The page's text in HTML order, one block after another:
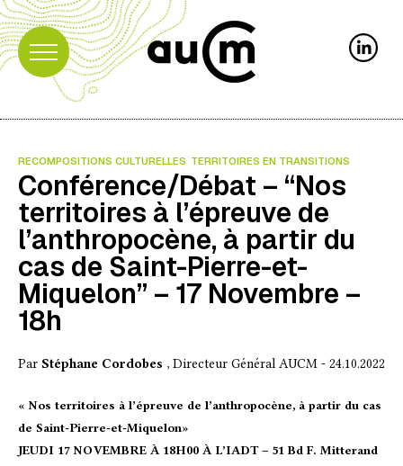
RECOMPOSITIONS CULTURELLES TERRITOIRES EN TRANSITIONS
Conférence/Débat – “Nos
territoires à l’épreuve de
l’anthropocène, à partir du
cas de Saint-Pierre-et-
Miquelon” – 17 Novembre –
18h
Par Stéphane Cordobes , Directeur Général AUCM - 24.10.2022
« Nos territoires à l’épreuve de l’anthropocène, à partir du cas
de Saint-Pierre-et-Miquelon»
JEUDI 17 NOVEMBRE À 18H00 À L’IADT – 51 Bd F. Mitterand